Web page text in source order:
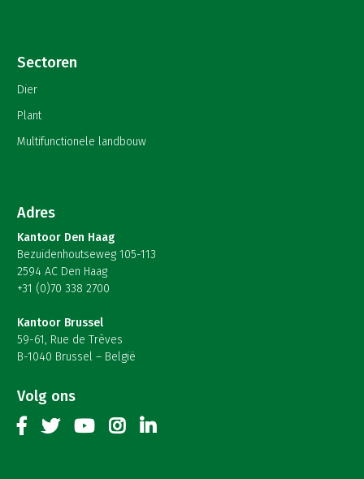
Sectoren
Dier
Plant
Multifunctionele landbouw
Adres
Kantoor Den Haag
Bezuidenhoutseweg 105-113
2594 AC Den Haag
+31 (0)70 338 2700
Kantoor Brussel
59-61, Rue de Trèves
B-1040 Brussel – België
Volg ons